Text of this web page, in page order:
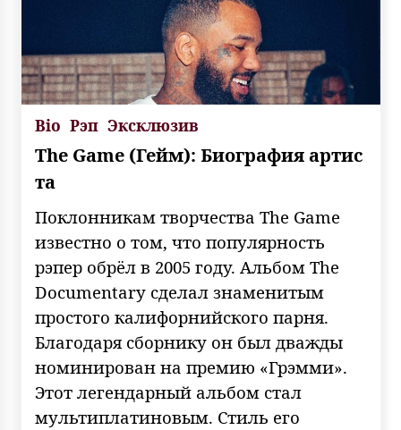
Bio Рэп Эксклюзив
The Game (Гейм): Биография артис
та
Поклонникам творчества The Game
известно о том, что популярность
рэпер обрёл в 2005 году. Альбом The
Documentary сделал знаменитым
простого калифорнийского парня.
Благодаря сборнику он был дважды
номинирован на премию «Грэмми».
Этот легендарный альбом стал
мультиплатиновым. Стиль его